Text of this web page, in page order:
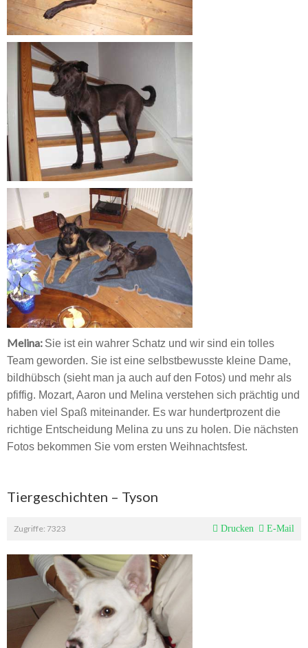
Melina: Sie ist ein wahrer Schatz und wir sind ein tolles
Team geworden. Sie ist eine selbstbewusste kleine Dame,
bildhübsch (sieht man ja auch auf den Fotos) und mehr als
pfiffig. Mozart, Aaron und Melina verstehen sich prächtig und
haben viel Spaß miteinander. Es war hundertprozent die
richtige Entscheidung Melina zu uns zu holen. Die nächsten
Fotos bekommen Sie vom ersten Weihnachtsfest.
Tiergeschichten – Tyson
Zugriffe: 7323 Drucken E-Mail